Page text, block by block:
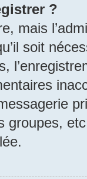
?
mais
soit
groupes,